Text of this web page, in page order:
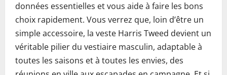
données essentielles et vous aide à faire les bons
choix rapidement. Vous verrez que, loin d’être un
simple accessoire, la veste Harris Tweed devient un
véritable pilier du vestiaire masculin, adaptable à
toutes les saisons et à toutes les envies, des